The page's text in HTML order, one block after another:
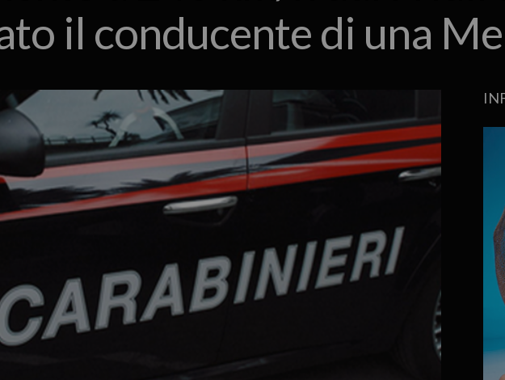
il conducente di una